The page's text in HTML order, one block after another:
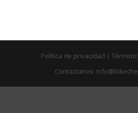
Política de privacidad |
Contactanos: